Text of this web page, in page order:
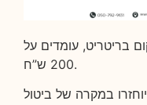
בריטריט, עומדים על
200 ש”ח.